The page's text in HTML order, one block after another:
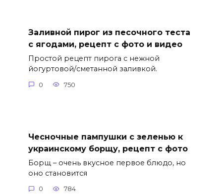
Заливной пирог из песочного теста
с ягодами, рецепт с фото и видео
Простой рецепт пирога с нежной
йогуртовой/сметанной заливкой.
0 750
Чесночные пампушки с зеленью к
украинскому борщу, рецепт с фото
Борщ – очень вкусное первое блюдо, но
оно становится
0 784